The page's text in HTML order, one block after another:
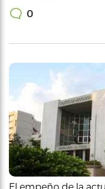
0
El empeño de la